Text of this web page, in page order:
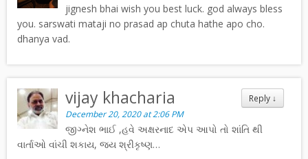
jignesh bhai wish you best luck. god always bless
you. sarswati mataji no prasad ap chuta hathe apo cho.
dhanya vad.
Reply ↓
vijay khacharia
December 20, 2020 at 2:06 PM
જીગ્નેશ ભાઈ ,હવે અક્ષરનાદ એપ આપો તો શાંતિ થી
વાર્તાઓ વાંચી શકાય, જય શ્રીકૃષ્ણ…